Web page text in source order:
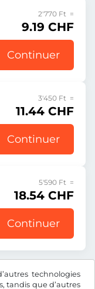
technologies
tandis que d’autres
2'770 Ft =
9.19 CHF
Continuer
3'450 Ft =
11.44 CHF
Continuer
5'590 Ft =
18.54 CHF
Continuer